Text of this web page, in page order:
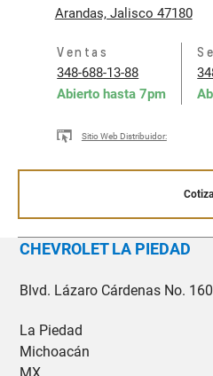
Arandas, Jalisco 47180
Ventas
348-688-13-88
Abierto hasta7pm
Sitio Web Distribuidor:
Cotiza